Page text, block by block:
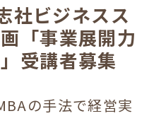
社ビジネスス
「事業展開力
受講者募集
の手法で経営実